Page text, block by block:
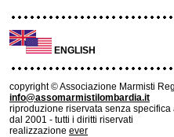
ENGLISH
copyright © Associazione Marmisti
info@assomarmistilombardia.it
riproduzione riservata senza
dal 2001 - tutti i diritti riservati
realizzazione ever